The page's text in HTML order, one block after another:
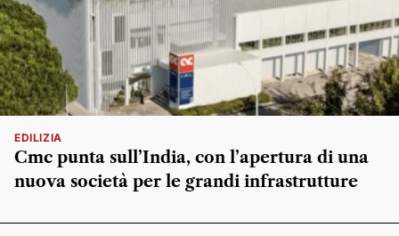
EDILIZIA
Cmc punta sull’India, con l’apertura di una
nuova società per le grandi infrastrutture